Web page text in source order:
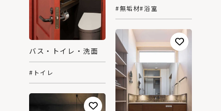
#無垢材#浴室
バス・トイレ・洗面
#トイレ